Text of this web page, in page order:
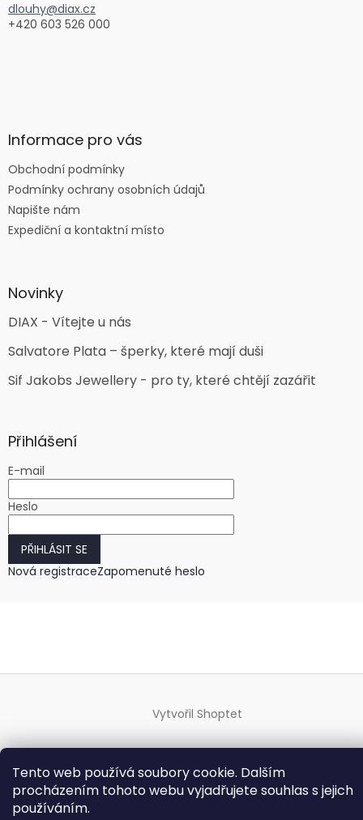
Tento web používá soubory cookie. Dalším
procházením tohoto webu vyjadřujete souhlas s jejich
používáním.
dlouhy@diax.cz
+420 603 526 000
Informace pro vás
Obchodní podmínky
Podmínky ochrany osobních údajů
Napište nám
Expediční a kontaktní místo
Novinky
DIAX - Vítejte u nás
Salvatore Plata – šperky, které mají duši
Sif Jakobs Jewellery - pro ty, které chtějí zazářit
Přihlášení
E-mail
Heslo
PŘIHLÁSIT SE
Nová registraceZapomenuté heslo
Vytvořil Shoptet
Copyright 2026 HODINKY-HODINY.cz
. Všechna práva
vyhrazena.Upravit nastavení cookies